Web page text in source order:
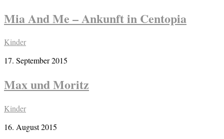
Mia And Me – Ankunft in Centopia
Kinder
17. September 2015
Max und Moritz
Kinder
16. August 2015